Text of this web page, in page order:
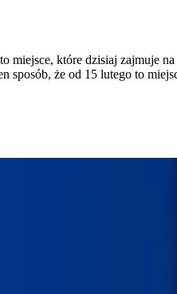
miejsce, które dzisiaj zajmuje
sposób, że od 15 lutego to